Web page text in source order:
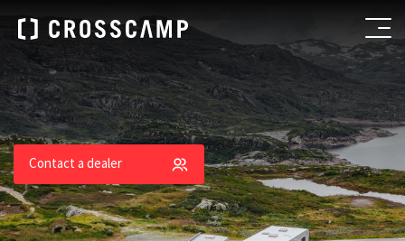
Contact a dealer